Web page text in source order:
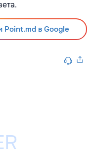
Point.md в Google